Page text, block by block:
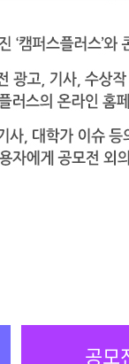
공모